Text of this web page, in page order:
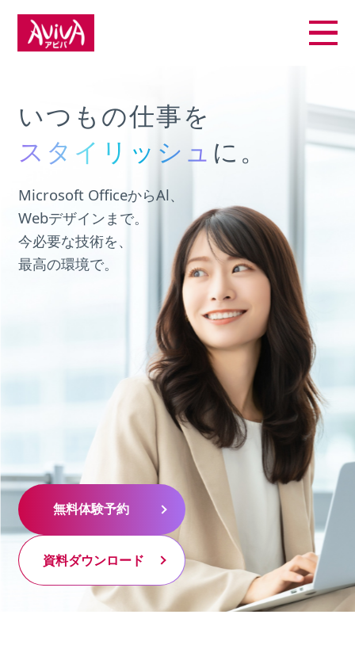
スタイリッシュ
無料体験予約
資料ダウンロード
いつもの仕事を
スタイリッシュ に。
Microsoft OfficeからAl、
Webデザインまで。
今必要な技術を、
最高の環境で。
無料体験予約
資料ダウンロード